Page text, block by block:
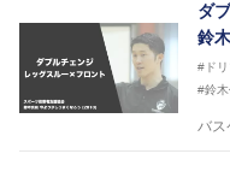
ダ
鈴
#ド
#鈴木
バス